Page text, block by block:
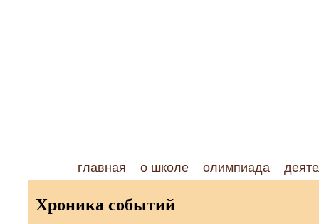
главная о школе олимпиада
Хроника событий